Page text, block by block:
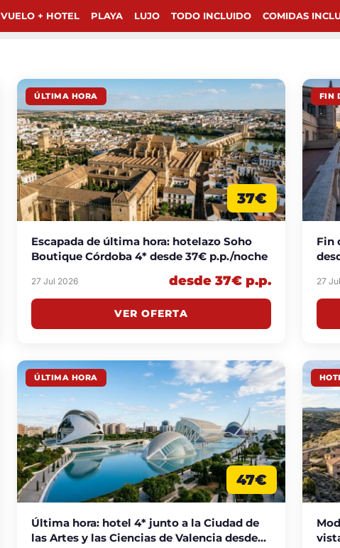
VUELO + HOTEL PLAYA LUJO TODO INCLUIDO COMIDAS
ÚLTIMA HORA
37€
Escapada de última hora: hotelazo Soho
Boutique Córdoba 4* desde 37€ p.p./noche
27 Jul 2026 desde 37€ p.p.
VER OFERTA
FIN
Fin
27
ÚLTIMA HORA
47€
Última hora: hotel 4* junto a la Ciudad de
las Artes y las Ciencias de Valencia desde